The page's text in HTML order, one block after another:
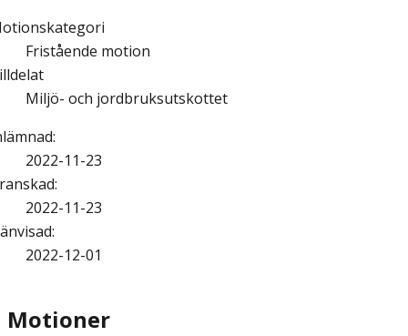
Fristående motion
Miljö- och jordbruksutskottet
:
2022-11-23
:
2022-11-23
:
2022-12-01
Motioner